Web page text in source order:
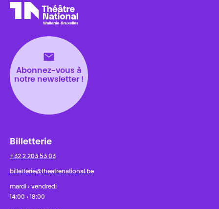
Abonnez-vous à
notre newsletter !
Billetterie
+32 2 203 53 03
billetterie@theatrenational.be
mardi › vendredi
14:00 › 18:00